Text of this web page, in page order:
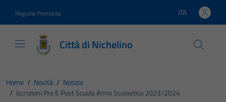
Regione Piemonte Lingua attiva:
ITA
Città di Nichelino
Home / Novità / Notizie
/ Iscrizioni Pre E Post Scuola Anno Scolastico 2023/2024